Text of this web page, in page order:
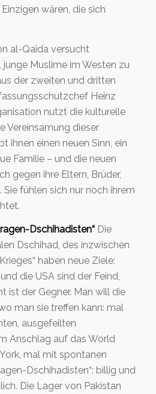
wären, die sich
al-Qaida versucht
Muslime im Westen zu
der zweiten und dritten
Heinz
nutzt die kulturelle
Vereinsamung dieser
ihnen einen neuen Sinn, ein
Familie – und die neuen
gegen ihre Eltern, Brüder,
Sie fühlen sich nur noch ihrem
Dschihadisten“Die
Dschihad, des inzwischen
haben neue Ziele:
die USA sind der Feind,
ist der Gegner. Man will die
man sie treffen kann: mal
ausgefeilten
Anschlag auf das World
mal mit spontanen
Dschihadisten“: billig und
Die Lager von Pakistan